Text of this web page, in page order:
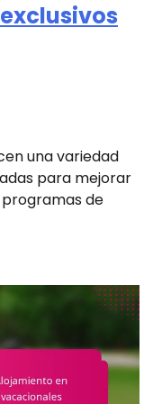
una variedad
para mejorar
de